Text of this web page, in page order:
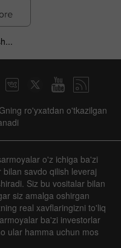
ro'yxatdan o'tkazilgan
o'z ichiga ba'zi
savdo qilish leveraj
Siz bu vositalar bilan
siz amalga oshirgan
real xavflaringizni to'liq
ba'zi investorlar
ular hamma uchun mos